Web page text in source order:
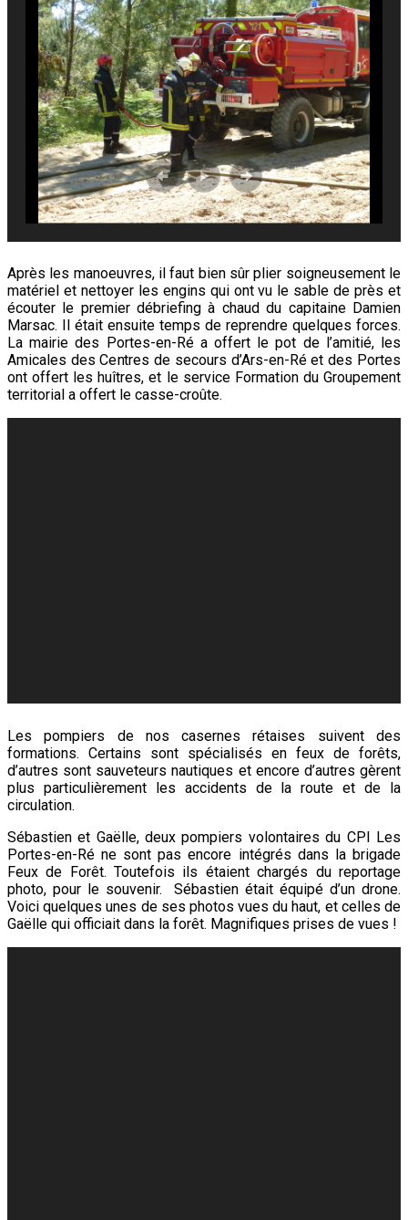
Après les manoeuvres, il faut bien sûr plier soigneusement le
matériel et nettoyer les engins qui ont vu le sable de près et
écouter le premier débriefing à chaud du capitaine Damien
Marsac. Il était ensuite temps de reprendre quelques forces.
La mairie des Portes-en-Ré a offert le pot de l’amitié, les
Amicales des Centres de secours d’Ars-en-Ré et des Portes
ont offert les huîtres, et le service Formation du Groupement
territorial a offert le casse-croûte.
Les pompiers de nos casernes rétaises suivent des
formations. Certains sont spécialisés en feux de forêts,
d’autres sont sauveteurs nautiques et encore d’autres gèrent
plus particulièrement les accidents de la route et de la
circulation.
Sébastien et Gaëlle, deux pompiers volontaires du CPI Les
Portes-en-Ré ne sont pas encore intégrés dans la brigade
Feux de Forêt. Toutefois ils étaient chargés du reportage
photo, pour le souvenir. Sébastien était équipé d’un drone.
Voici quelques unes de ses photos vues du haut, et celles de
Gaëlle qui officiait dans la forêt. Magnifiques prises de vues !